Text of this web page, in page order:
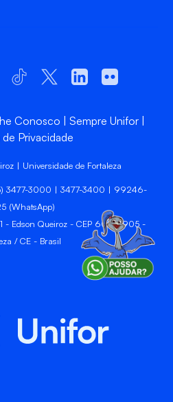
Conosco
Sempre Unifor
Privacidade
| Universidade de Fortaleza
3477-3000 | 3477-3400 | 99246-
(WhatsApp)
- Edson Queiroz - CEP 60811-905 -
/ CE - Brasil